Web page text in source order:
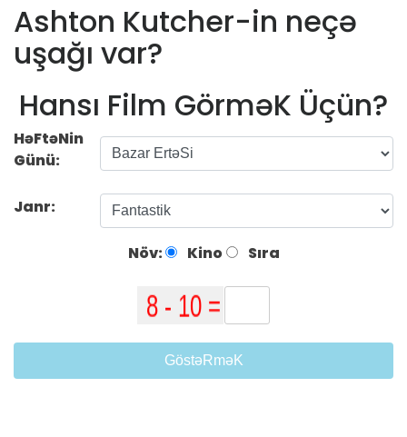
Ashton Kutcher-in neçə
uşağı var?
Hansı Film GörməK Üçün?
HəFtəNin
Günü:
Janr:
Növ: Kino Sıra
GöstəRməK